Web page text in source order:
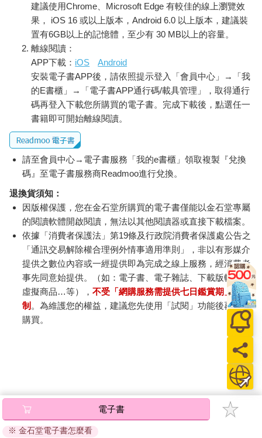
建議使用Chrome、Microsoft Edge 有較佳的線上瀏覽效
果， iOS 16 或以上版本，Android 6.0 以上版本，建議裝
置有6GB以上的記憶體，至少有 30 MB以上的容量。
離線閱讀：
APP下載： iOS
Android
安裝電子書APP後，請依照提示登入「會員中心」→「我
的E書櫃」→「電子書APP通行碼/載具管理」，取得通行
碼再登入下載您所購買的電子書。完成下載後，點選任一
書籍即可開始離線閱讀。
請至會員中心→電子書服務「我的e書櫃」領取複製『兌換
碼』至電子書服務商Readmoo進行兌換。
退換貨須知：
因版權保護，您在金石堂所購買的電子書僅能以金石堂專屬
的閱讀軟體開啟閱讀，無法以其他閱讀器或直接下載檔案。
依據「消費者保護法」第19條及行政院消費者保護處公告之
「通訊交易解除權合理例外情事適用準則」，非以有形媒介
提供之數位內容或一經提供即為完成之線上服務，經消費者
事先同意始提供。（如：電子書、電子雜誌、下載版軟體、
虛擬商品…等），不受「網購服務需提供七日鑑賞期」的限
制 。為維護您的權益，建議您先使用「試閱」功能後再付款
購買。
電子書
※ 金石堂電子書怎麼看